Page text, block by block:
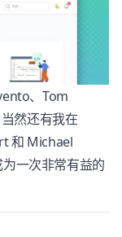
、Tom
然还有我在
和 Michael
一次非常有益的